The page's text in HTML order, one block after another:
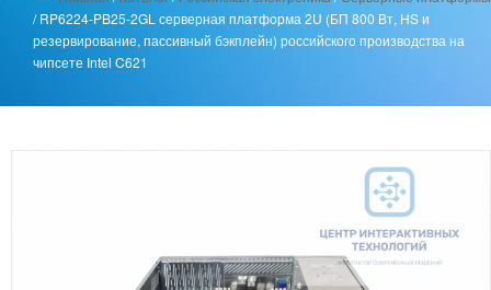
/RP6224-PB25-2GL серверная платформа 2U (БП 800 Вт, HS и
резервирование, пассивный бэкплейн) российского производства на
чипсете Intel C621